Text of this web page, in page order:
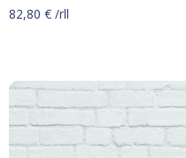
82,80 € /rll